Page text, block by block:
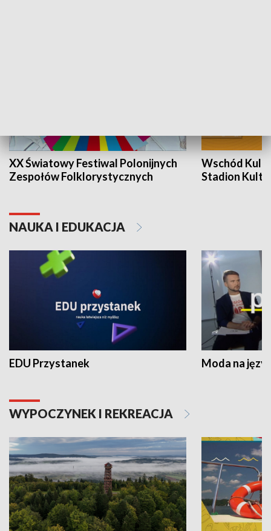
XX Światowy Festiwal Polonijnych
Zespołów Folklorystycznych
Wschód
Stadion
NAUKA I EDUKACJA
EDU Przystanek Moda na
WYPOCZYNEK I REKREACJA